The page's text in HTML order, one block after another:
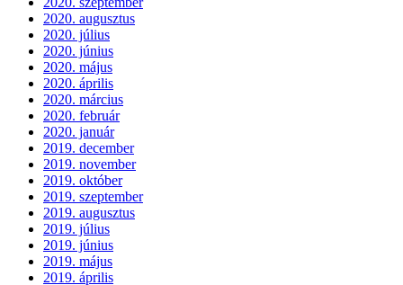
2020. augusztus
2020. július
2020. június
2020. május
2020. április
2020. március
2020. február
2020. január
2019. december
2019. november
2019. október
2019. szeptember
2019. augusztus
2019. július
2019. június
2019. május
2019. április